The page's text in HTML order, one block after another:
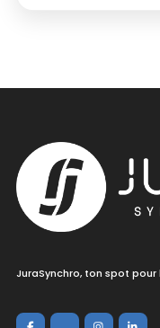
JuraSynchro, ton spot pour